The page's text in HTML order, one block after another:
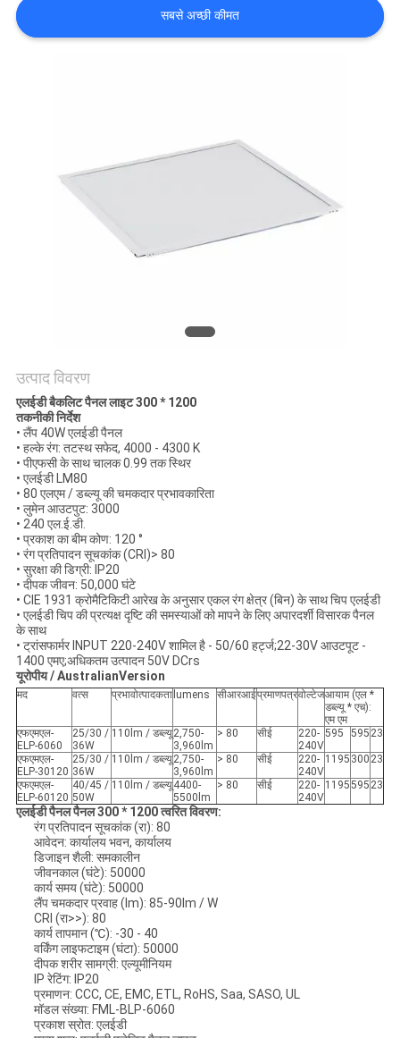
उद्धरण
की
साइटमैप
PRIVACY
सबसे अच्छी कीमत
उत्पाद विवरण
एलईडी बैकलिट पैनल लाइट 300 * 1200
तकनीकी निर्देश
• लैंप 40W एलईडी पैनल
• हल्के रंग: तटस्थ सफेद, 4000 - 4300 K
• पीएफसी के साथ चालक 0.99 तक स्थिर
• एलईडी LM80
• 80 एलएम / डब्ल्यू की चमकदार प्रभावकारिता
• लुमेन आउटपुट: 3000
• 240 एल.ई.डी.
• प्रकाश का बीम कोण: 120 °
• रंग प्रतिपादन सूचकांक (CRI)> 80
• सुरक्षा की डिग्री: IP20
• दीपक जीवन: 50,000 घंटे
• CIE 1931 क्रोमैटिकिटी आरेख के अनुसार एकल रंग क्षेत्र (बिन) के साथ चिप एलईडी
• एलईडी चिप की प्रत्यक्ष दृष्टि की समस्याओं को मापने के लिए अपारदर्शी विसारक पैनल
के साथ
• ट्रांसफार्मर INPUT 220-240V शामिल है - 50/60 हर्ट्ज;22-30V आउटपूट -
1400 एमए;अधिकतम उत्पादन 50V DCrs
यूरोपीय / AustralianVersion
मद वत्स प्रभावोत्पादकता lumens सीआरआईप्रमाणपत्रवोल्टेजआयाम (एल *
डब्ल्यू * एच):
एम एम
एफएमएल-
ELP-6060
25/30 /
36W
110lm / डब्ल्यू2,750-
3,960lm
> 80 सीई
220-
240V
595 595 23
एफएमएल-
ELP-30120
25/30 /
36W
110lm / डब्ल्यू2,750-
3,960lm
> 80 सीई
220-
240V
1195 300 23
एफएमएल-
ELP-60120
40/45 /
50W
110lm / डब्ल्यू4400-
5500lm
> 80 सीई
220-
240V
1195595 23
एलईडी पैनल पैनल 300 * 1200 त्वरित विवरण:
रंग प्रतिपादन सूचकांक (रा): 80
आवेदन: कार्यालय भवन, कार्यालय
डिजाइन शैली: समकालीन
जीवनकाल (घंटे): 50000
कार्य समय (घंटे): 50000
लैंप चमकदार प्रवाह (lm): 85-90lm / W
CRI (रा>>): 80
कार्य तापमान (℃): -30 - 40
वर्किंग लाइफटाइम (घंटा): 50000
दीपक शरीर सामग्री: एल्यूमीनियम
IP रेटिंग: IP20
प्रमाणन: CCC, CE, EMC, ETL, RoHS, Saa, SASO, UL
मॉडल संख्या: FML-BLP-6060
प्रकाश स्रोत: एलईडी